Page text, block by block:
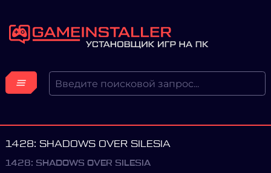
1428: SHADOWS OVER SILESIA
1428: SHADOWS OVER SILESIA